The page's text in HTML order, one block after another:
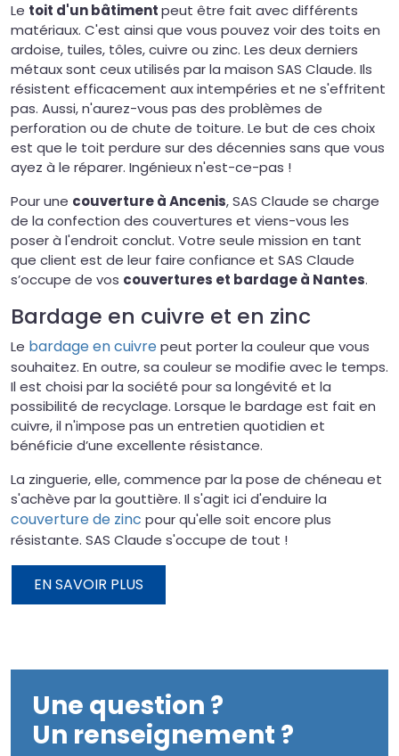
Le toit d'un bâtimentpeut être fait avec différents
matériaux. C'est ainsi que vous pouvez voir des toits en
ardoise, tuiles, tôles, cuivre ou zinc. Les deux derniers
métaux sont ceux utilisés par la maison SAS Claude. Ils
résistent efficacement aux intempéries et ne s'effritent
pas. Aussi, n'aurez-vous pas des problèmes de
perforation ou de chute de toiture. Le but de ces choix
est que le toit perdure sur des décennies sans que vous
ayez à le réparer. Ingénieux n'est-ce-pas !
Pour une couverture à Ancenis, SAS Claude se charge
de la confection des couvertures et viens-vous les
poser à l'endroit conclut. Votre seule mission en tant
que client est de leur faire confiance et SAS Claude
s’occupe de vos couvertures et bardage à Nantes.
Bardage en cuivre et en zinc
Le bardage en cuivrepeut porter la couleur que vous
souhaitez. En outre, sa couleur se modifie avec le temps.
Il est choisi par la société pour sa longévité et la
possibilité de recyclage. Lorsque le bardage est fait en
cuivre, il n'impose pas un entretien quotidien et
bénéficie d’une excellente résistance.
La zinguerie, elle, commence par la pose de chéneau et
s'achève par la gouttière. Il s'agit ici d'enduire la
couverture de zinc pour qu'elle soit encore plus
résistante. SAS Claude s'occupe de tout !
EN SAVOIR PLUS
Une question ?
Un renseignement ?